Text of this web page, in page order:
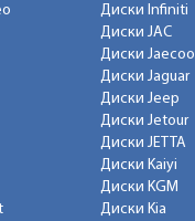
Диски Infiniti
Диски JAC
Диски Jaecoo
Диски Jaguar
Диски Jeep
Диски Jetour
Диски JETTA
Диски Kaiyi
Диски KGM
Диски Kia